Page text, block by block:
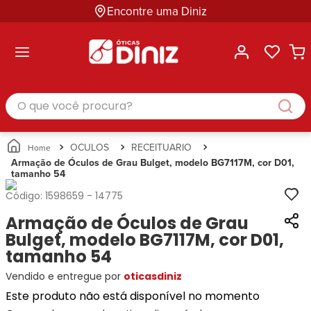
Encontre uma Diniz
Masculino
Feminino
Infantil
Unissex
Busque
Por
Marcas
Ana
Hickmann
Bulget
Miu-
Guess
Lacoste
Categorias
Masculino
Feminino
Infantil
Unissex
Busque
Por
Marcas
Ray-
Ban
Prada
Ana
Hickmann
Tecnol
Correntes
para
Óculos
Estojos
para
Óculos
Soluções
Cuidados
Busque
Ray-
Ban
Prada
Exchange
Tommy
Hilfiger
Ana
Hickmann
Guess
Speedo
Categoria
Armações
de Óculos
Óculos
de Sol
Corrente
para
Estojo
para
Óculos
Masculino
Feminino
O que você procura?
OCULOS
RECEITUARIO
Armação de Óculos de Grau Bulget, modelo BG7117M, cor D01,
tamanho 54
Código: 1598659 - 14775
Armação de Óculos de Grau
Bulget, modelo BG7117M, cor D01,
tamanho 54
Vendido e entregue por oticasdiniz
Este produto não está disponível no momento